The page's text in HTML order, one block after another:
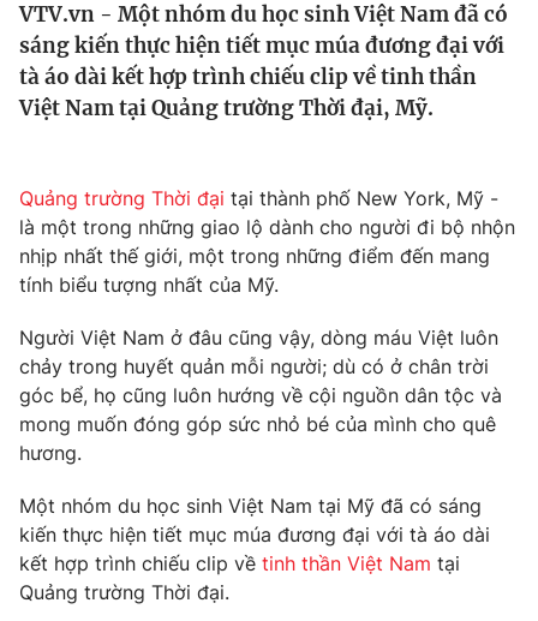
Thế giới
Tin tức
Câu chuyện quốc tế
Tài chính
Thị trường
Góc doanh nghiệp
Dữ liệu và đời sống
Truyền hình
Phim VTV
Hậu trường
Nhân vật
Khán giả
Giải sao mai
Giải trí
Điện ảnh
Âm nhạc
Sao
Đời sống
Du lịch
Làm đẹp
Chất lượng cuộc sống
Tuyển sinh
Học trực tuyến
Công nghệ
Hitech Công nghệ tương lai
VTV.vn - Một nhóm du học sinh Việt Nam đã có
sáng kiến thực hiện tiết mục múa đương đại với
tà áo dài kết hợp trình chiếu clip về tinh thần
Việt Nam tại Quảng trường Thời đại, Mỹ.
Quảng trường Thời đại tại thành phố New York, Mỹ -
là một trong những giao lộ dành cho người đi bộ nhộn
nhịp nhất thế giới, một trong những điểm đến mang
tính biểu tượng nhất của Mỹ.
Người Việt Nam ở đâu cũng vậy, dòng máu Việt luôn
chảy trong huyết quản mỗi người; dù có ở chân trời
góc bể, họ cũng luôn hướng về cội nguồn dân tộc và
mong muốn đóng góp sức nhỏ bé của mình cho quê
hương.
Một nhóm du học sinh Việt Nam tại Mỹ đã có sáng
kiến thực hiện tiết mục múa đương đại với tà áo dài
kết hợp trình chiếu clip về tinh thần Việt Nam tại
Quảng trường Thời đại.